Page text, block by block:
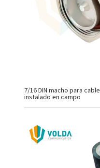
7/16 DIN macho para
instalado en campo